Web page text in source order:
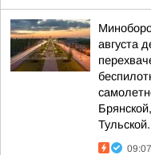
августа
09:07